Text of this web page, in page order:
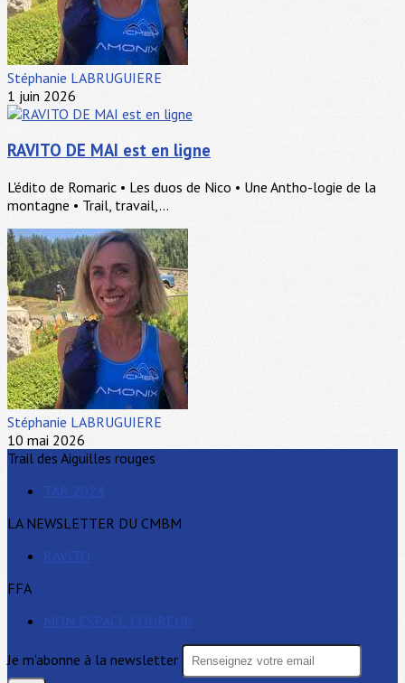
Stéphanie LABRUGUIERE
1 juin 2026
RAVITO DE MAI est en ligne
L'édito de Romaric • Les duos de Nico • Une Antho-logie de la
montagne • Trail, travail,...
Stéphanie LABRUGUIERE
10 mai 2026
Trail des Aiguilles rouges
TAR 2024
LA NEWSLETTER DU CMBM
RAVITO
FFA
MON ESPACE COUREUR
Je m'abonne à la newsletter